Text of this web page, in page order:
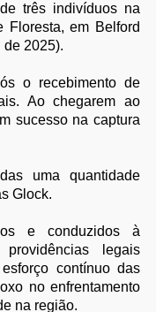
três indivíduos na
Floresta, em Belford
de 2025).
o recebimento de
Ao chegarem ao
sucesso na captura
uma quantidade
Glock.
e conduzidos à
legais
contínuo das
no enfrentamento
na região.